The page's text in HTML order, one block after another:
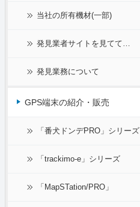
当社の所有機材(一部)
発見業者サイトを見てて…
発見業務について
GPS端末の紹介・販売
「番犬ドンデPRO」シリーズ
「trackimo-e」シリーズ
「MapSTation/PRO」